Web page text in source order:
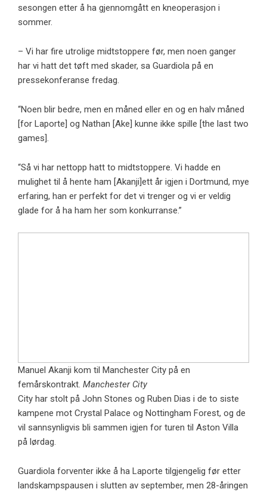
sesongen etter å ha gjennomgått en kneoperasjon i
sommer.
– Vi har fire utrolige midtstoppere før, men noen ganger
har vi hatt det tøft med skader, sa Guardiola på en
pressekonferanse fredag.
“Noen blir bedre, men en måned eller en og en halv måned
[for Laporte] og Nathan [Ake] kunne ikke spille [the last two
games].
“Så vi har nettopp hatt to midtstoppere. Vi hadde en
mulighet til å hente ham [Akanji]ett år igjen i Dortmund, mye
erfaring, han er perfekt for det vi trenger og vi er veldig
glade for å ha ham her som konkurranse.”
Manuel Akanji kom til Manchester City på en
femårskontrakt. Manchester City
City har stolt på John Stones og Ruben Dias i de to siste
kampene mot Crystal Palace og Nottingham Forest, og de
vil sannsynligvis bli sammen igjen for turen til Aston Villa
på lørdag.
Guardiola forventer ikke å ha Laporte tilgjengelig før etter
landskampspausen i slutten av september, men 28-åringen